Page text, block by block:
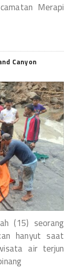
Merapi
Canyon
(15) seorang
hanyut saat
air terjun